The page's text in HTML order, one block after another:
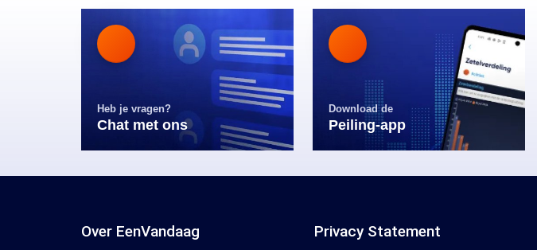
Heb je vragen?
Chat met ons
Download de
Peiling-app
Over EenVandaag Privacy Statement